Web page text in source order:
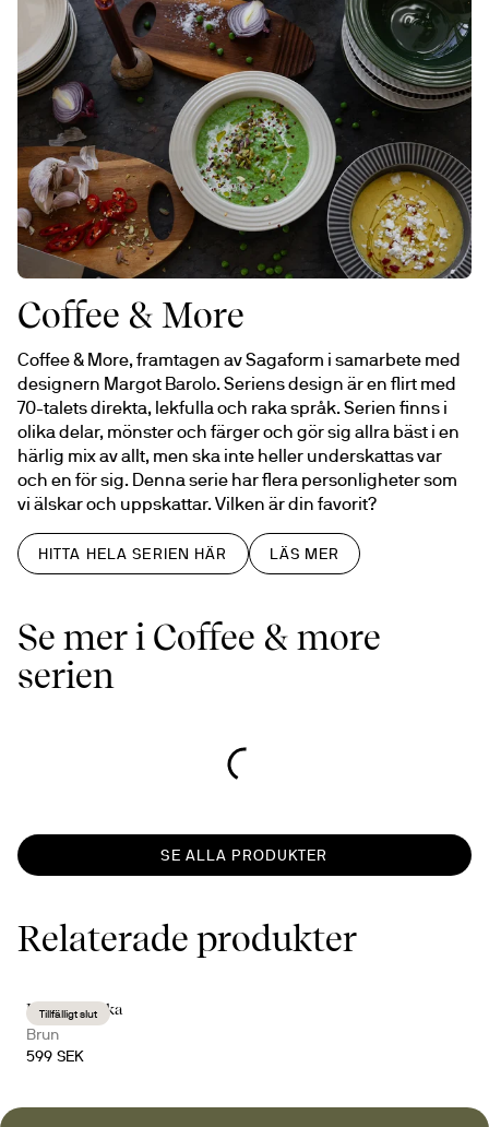
Coffee & More
Coffee & More, framtagen av Sagaform i samarbete med
designern Margot Barolo. Seriens design är en flirt med
70-talets direkta, lekfulla och raka språk. Serien finns i
olika delar, mönster och färger och gör sig allra bäst i en
härlig mix av allt, men ska inte heller underskattas var
och en för sig. Denna serie har flera personligheter som
vi älskar och uppskattar. Vilken är din favorit?
HITTA HELA SERIEN HÄR LÄS MER
Se mer i Coffee & more
serien
SE ALLA PRODUKTER
Relaterade produkter
Tillfälligt slut
Hanna bricka
Brun
599 SEK